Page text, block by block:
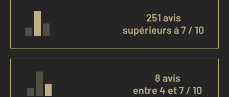
251 avis
supérieurs à 7 / 10
8 avis
entre 4 et 7 / 10